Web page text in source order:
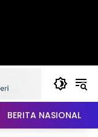
BERITA NASIONAL